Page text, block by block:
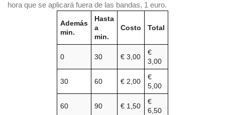
hora que se aplicará fuera de las bandas, 1 euro.
Además
min.
Hasta
a
min.
Costo Total
0 30 € 3,00
€
3,00
30 60 € 2,00
€
5,00
60 90 € 1,50
€
6,50